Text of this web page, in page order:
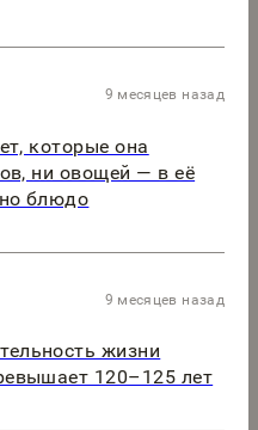
9 месяцев назад
которые она
ни овощей — в её
блюдо
9 месяцев назад
жизни
120–125 лет